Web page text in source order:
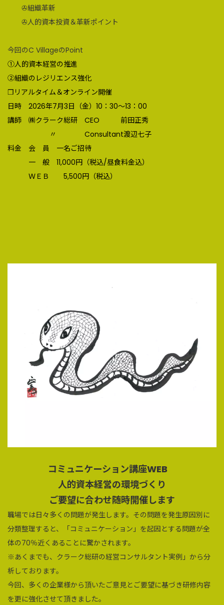
✇組織革新
✇人的資本投資＆革新ポイント
今回のC VillageのPoint
➀人的資本経営の推進
➁組織のレジリエンス強化
❒リアルタイム＆オンライン開催
日時 2026年7月3日（金）10：30～13：00
講師 ㈱クラーク総研 CEO 前田正秀
〃 Consultant渡辺七子
料金 会 員 一名ご招待
一 般 11,000円（税込/昼食料金込）
ＷＥＢ 5,500円（税込）
コミュニケーション講座WEB
人的資本経営の環境づくり
ご要望に合わせ随時開催します
職場では日々多くの問題が発生します。その問題を発生原因別に
分類整理すると、「コミュニケーション」を起因とする問題が全
体の70％近くあることに驚かされます。
※あくまでも、クラーク総研の経営コンサルタント実例」から分
析しております。
今回、多くの企業様から頂いたご意見とご要望に基づき研修内容
を更に強化させて頂きました。